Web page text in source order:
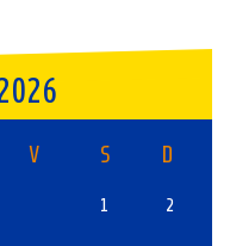
V S D
1 2